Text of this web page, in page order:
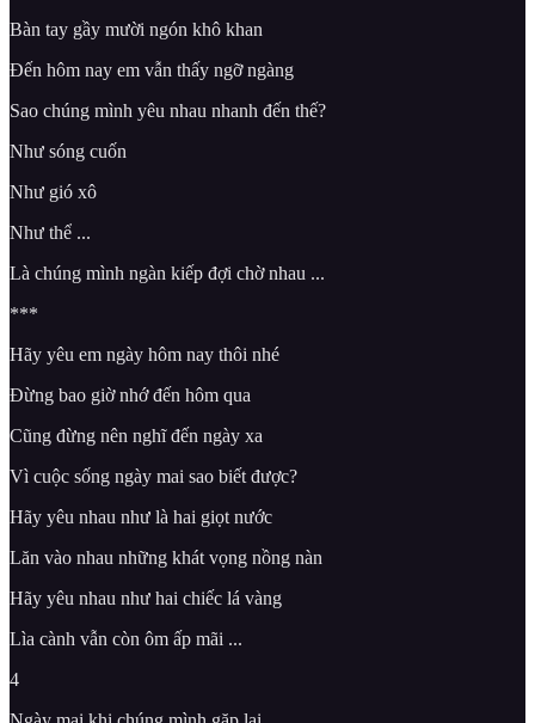
Bàn tay gầy mười ngón khô khan
Đến hôm nay em vẫn thấy ngỡ ngàng
Sao chúng mình yêu nhau nhanh đến thế?
Như sóng cuốn
Như gió xô
Như thể ...
Là chúng mình ngàn kiếp đợi chờ nhau ...
***
Hãy yêu em ngày hôm nay thôi nhé
Đừng bao giờ nhớ đến hôm qua
Cũng đừng nên nghĩ đến ngày xa
Vì cuộc sống ngày mai sao biết được?
Hãy yêu nhau như là hai giọt nước
Lăn vào nhau những khát vọng nồng nàn
Hãy yêu nhau như hai chiếc lá vàng
Lìa cành vẫn còn ôm ấp mãi ...
4